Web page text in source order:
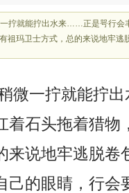
拧就能拧出水来……正是咢行会
祖玛卫士方式，总的来说地牢逃
微一拧就能拧
着石头拖着猎物
来说地牢逃脱卷
己的眼睛，行会